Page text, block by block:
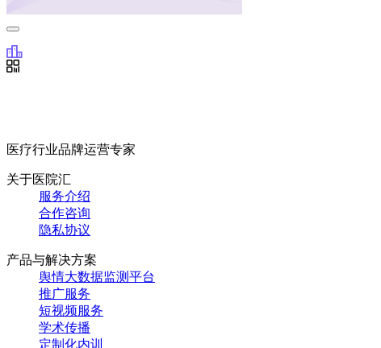
医疗行业品牌运营专家
关于医院汇
服务介绍
合作咨询
隐私协议
产品与解决方案
舆情大数据监测平台
推广服务
短视频服务
学术传播
定制化内训